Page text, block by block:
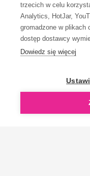
trzecich w celu
Analytics, HotJar,
gromadzone w plikach
dostęp dostawcy
Dowiedz się więcej